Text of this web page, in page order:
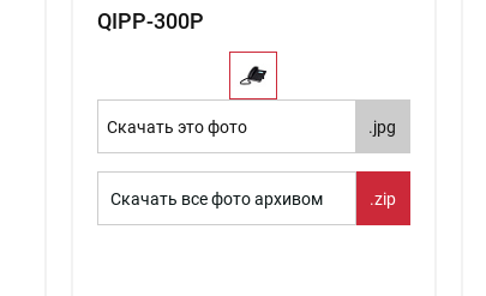
QIPP-300P
Скачать это фото .jpg
Скачать все фото архивом .zip